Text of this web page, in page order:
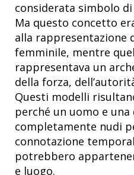
considerata simbolo
Ma questo concetto
alla rappresentazione
femminile, mentre
rappresentava un
della forza,
Questi modelli
perché un uomo e
completamente nudi
connotazione
potrebbero
e luogo.